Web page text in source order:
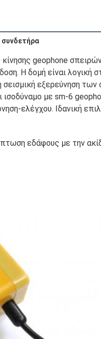
geophone
Η δομή είναι λογική
σεισμική εξερεύνηση
με sm-6
ελέγχου. Ιδανική
εδάφους με την